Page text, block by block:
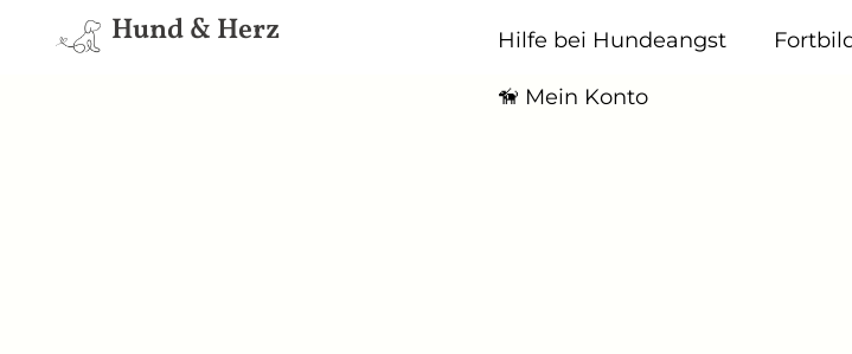
Hund & Herz Hilfe bei Hundeangst
🦮 Mein Konto